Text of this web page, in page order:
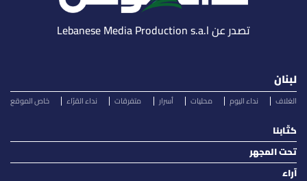
تصدر عن Lebanese Media Production s.a.l
لبنان
الغلاف نداء اليوم محليات أسرار متفرقات نداء القرّاء خاص الموقع
كتّابنا
تحت المجهر
آراء